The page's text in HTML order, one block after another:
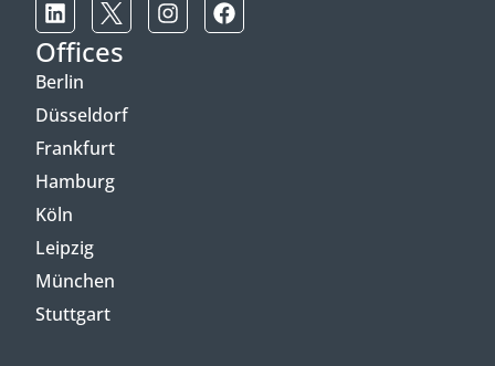
Offices
Berlin
Düsseldorf
Frankfurt
Hamburg
Köln
Leipzig
München
Stuttgart